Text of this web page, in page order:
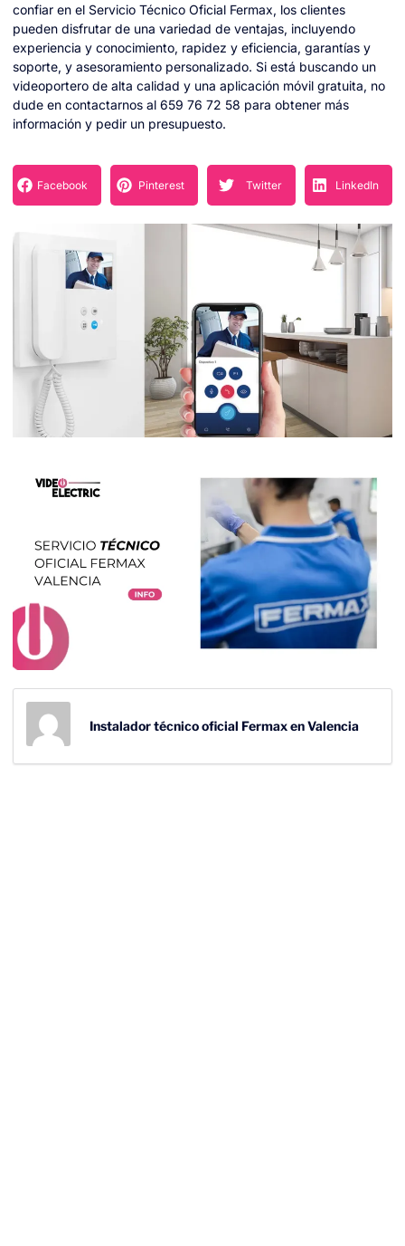
confiar en el Servicio Técnico Oficial Fermax, los clientes
pueden disfrutar de una variedad de ventajas, incluyendo
experiencia y conocimiento, rapidez y eficiencia, garantías y
soporte, y asesoramiento personalizado. Si está buscando un
videoportero de alta calidad y una aplicación móvil gratuita, no
dude en contactarnos al 659 76 72 58 para obtener más
información y pedir un presupuesto.
Facebook Pinterest Twitter LinkedIn
Instalador técnico oficial Fermax en Valencia